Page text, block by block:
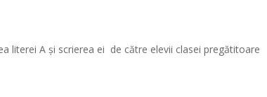
literei A și scrierea ei de către elevii clasei pregătitoare